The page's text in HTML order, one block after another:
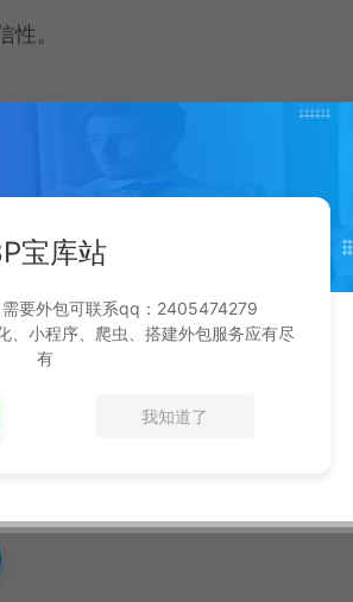
。
计数据质量的难题，假如统计数据
技术和专业人才的难题，BI辅助
的专业人才来管理工作和操作BI系
码RBI开发辅助工具是这款量产新
助民营企业更快地认知自身的情
宝库站
需要外包可联系qq：2405474279
、小程序、爬虫、搭建外包服务应有尽
有
我知道了